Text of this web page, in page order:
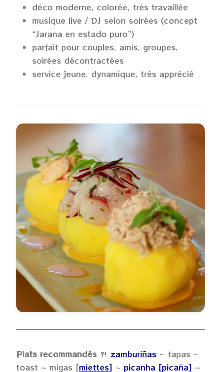
déco moderne, colorée, très travaillée
musique live / DJ selon soirées (concept
“Jarana en estado puro”)
parfait pour couples, amis, groupes,
soirées décontractées
service jeune, dynamique, très apprécié
Plats recommandés 🍴 zamburiñas ~ tapas ~
toast ~ migas [miettes] ~ picanha [picaña] ~